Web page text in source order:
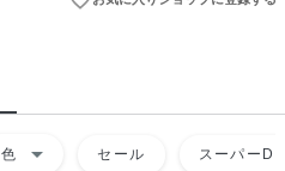
色 arrow_drop_down セール スーパー